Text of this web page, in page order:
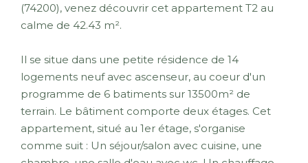
(74200), venez découvrir cet appartement T2 au
calme de 42.43 m².
Il se situe dans une petite résidence de 14
logements neuf avec ascenseur, au coeur d'un
programme de 6 batiments sur 13500m² de
terrain. Le bâtiment comporte deux étages. Cet
appartement, situé au 1er étage, s'organise
comme suit : Un séjour/salon avec cuisine, une